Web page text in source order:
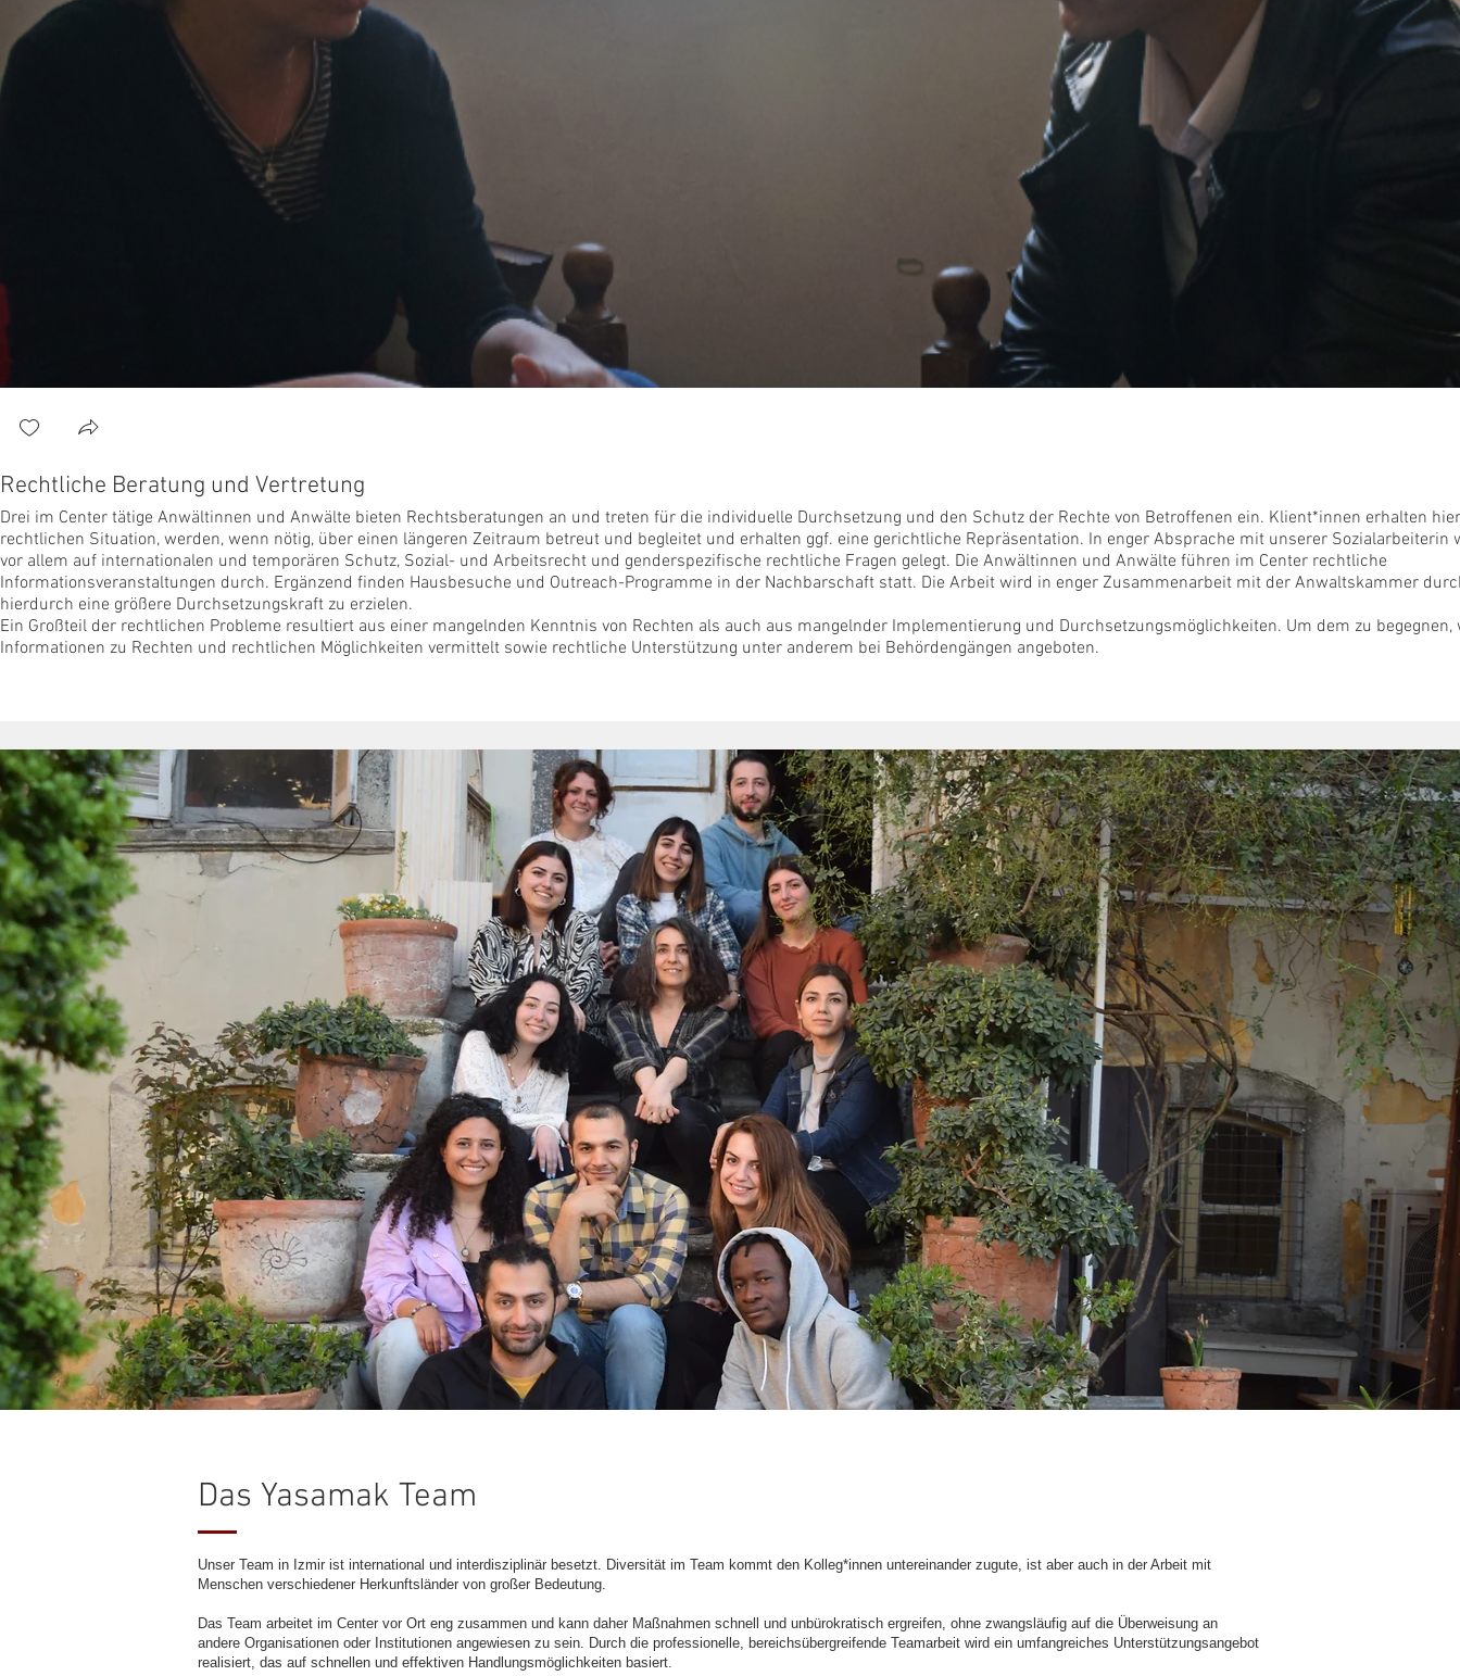
Rechtliche Beratung und Vertretung
Drei im Center tätige Anwältinnen und Anwälte bieten Rechtsberatungen an und treten für die individuelle Durchsetzung und den Schutz der Rechte von Betroffenen ein. Klient*innen erhalten
rechtlichen Situation, werden, wenn nötig, über einen längeren Zeitraum betreut und begleitet und erhalten ggf. eine gerichtliche Repräsentation. In enger Absprache mit unserer Sozialarbeiterin
vor allem auf internationalen und temporären Schutz, Sozial- und Arbeitsrecht und genderspezifische rechtliche Fragen gelegt. Die Anwältinnen und Anwälte führen im Center rechtliche
Informationsveranstaltungen durch. Ergänzend finden Hausbesuche und Outreach-Programme in der Nachbarschaft statt. Die Arbeit wird in enger Zusammenarbeit mit der Anwaltskammer
hierdurch eine größere Durchsetzungskraft zu erzielen.
Ein Großteil der rechtlichen Probleme resultiert aus einer mangelnden Kenntnis von Rechten als auch aus mangelnder Implementierung und Durchsetzungsmöglichkeiten. Um dem zu begegnen,
Informationen zu Rechten und rechtlichen Möglichkeiten vermittelt sowie rechtliche Unterstützung unter anderem bei Behördengängen angeboten.
Das Yasamak Team
Unser Team in Izmir ist international und interdisziplinär besetzt. Diversität im Team kommt den Kolleg*innen untereinander zugute, ist aber auch in der Arbeit mit
Menschen verschiedener Herkunftsländer von großer Bedeutung.
Das Team arbeitet im Center vor Ort eng zusammen und kann daher Maßnahmen schnell und unbürokratisch ergreifen, ohne zwangsläufig auf die Überweisung an
andere Organisationen oder Institutionen angewiesen zu sein. Durch die professionelle, bereichsübergreifende Teamarbeit wird ein umfangreiches Unterstützungsangebot
realisiert, das auf schnellen und effektiven Handlungsmöglichkeiten basiert.